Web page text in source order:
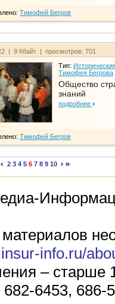
Тимофей Бегров
| 9 Кбайт | просмотров: 701
Тип:
Тимофея Бегрова
Общество
знаний
подробнее
Тимофей Бегров
2 3 4 5 6 7 8 9 10
info.ru/
– старше
6453, 686-